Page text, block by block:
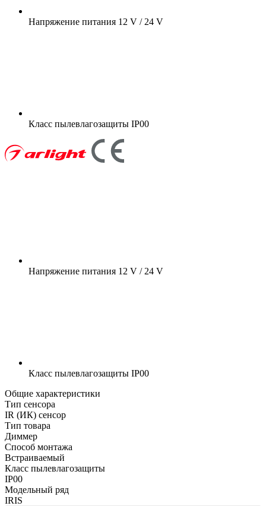
Напряжение питания 12 V / 24 V
Класс пылевлагозащиты IP00
Напряжение питания 12 V / 24 V
Класс пылевлагозащиты IP00
Общие характеристики
Тип сенсора
IR (ИК) сенсор
Тип товара
Диммер
Способ монтажа
Встраиваемый
Класс пылевлагозащиты
IP00
Модельный ряд
IRIS